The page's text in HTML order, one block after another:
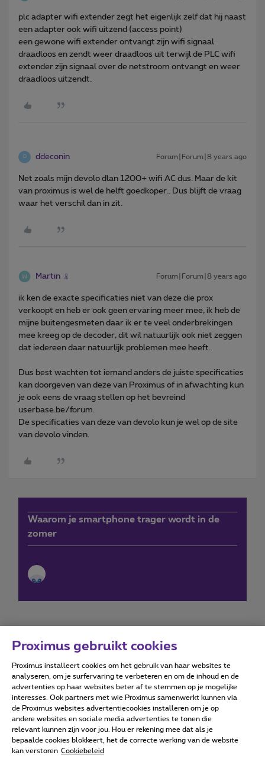
plc adapter wifi extender zegt het eigenlijk zelf dat hij naast
een adapter ook wifi uitzend (access point)
een gewone wifi extender ontvangt zijn wifi signaal
draadloos en zendt weer draadloos uit terwijl de PLC wifi
extender zijn signaal over de netstroom ontvangt en weer
draadloos uitzendt.
D ddeconin Forum|Forum|8 years ago
Net zoals mijn devolo dlan 1200+ wifi AC dus. Maar de kit
van proximus is wel de helft goedkoper.. Dus blijft de vraag
waar het verschil dan in zit.
Martin Forum|Forum|8 years ago
ik ken de exacte specificaties niet van deze die prox
verkoopt en heb er ook geen ervaring meer mee, ik heb de
mijne buitengesmeten daar ik er te veel onderbrekingen
mee kreeg op de decoder, dit wil natuurlijk ook niet zeggen
dat iedereen daar natuurlijk problemen mee heeft.
Dus best wachten tot iemand anders de juiste specificaties
kan doorgeven van deze van Proximus of in afwachting kun
je ook eens de vraag stellen op het bevreind
userbase.be/forum.
De specificaties van deze van devolo kun je wel op de site
van devolo vinden.
Waarom je smartphone trager wordt in de
zomer
Forumvoorwaarden Accessibility statement
Alle rechten voorbehouden. © Proximus
Algemene voorwaarden, consumenteninfo
Proximus gebruikt cookies
Proximus installeert cookies om het gebruik van haar websites te
analyseren, om je surfervaring te verbeteren en om de inhoud en de
advertenties op haar websites beter af te stemmen op je mogelijke
interesses. Ook partners met wie Proximus samenwerkt kunnen via
de Proximus websites advertentiecookies installeren om je op
andere websites en sociale media advertenties te tonen die
relevant kunnen zijn voor jou. Hou er rekening mee dat als je
bepaalde cookies blokkeert, het de correcte werking van de website
kan verstoren Cookiebeleid